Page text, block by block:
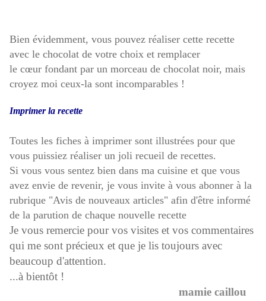
Bien évidemment, vous pouvez réaliser cette recette
avec le chocolat de votre choix et remplacer
le cœur fondant par un morceau de chocolat noir, mais
croyez moi ceux-la sont incomparables !
Imprimer la recette
Toutes les fiches à imprimer sont illustrées pour que
vous puissiez réaliser un joli recueil de recettes.
Si vous vous sentez bien dans ma cuisine et que vous
avez envie de revenir, je vous invite à vous abonner à la
rubrique "Avis de nouveaux articles" afin d'être informé
de la parution de chaque nouvelle recette
Je vous remercie pour vos visites et vos commentaires
qui me sont précieux et que je lis toujours avec
beaucoup d'attention.
...à bientôt !
mamie caillou